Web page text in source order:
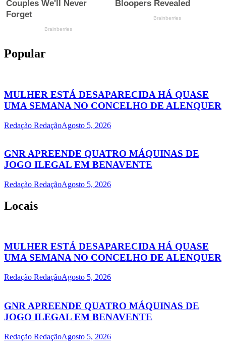
Popular
MULHER ESTÁ DESAPARECIDA HÁ QUASE
UMA SEMANA NO CONCELHO DE ALENQUER
Redação RedaçãoAgosto 5, 2026
GNR APREENDE QUATRO MÁQUINAS DE
JOGO ILEGAL EM BENAVENTE
Redação RedaçãoAgosto 5, 2026
Locais
MULHER ESTÁ DESAPARECIDA HÁ QUASE
UMA SEMANA NO CONCELHO DE ALENQUER
Redação RedaçãoAgosto 5, 2026
GNR APREENDE QUATRO MÁQUINAS DE
JOGO ILEGAL EM BENAVENTE
Redação RedaçãoAgosto 5, 2026